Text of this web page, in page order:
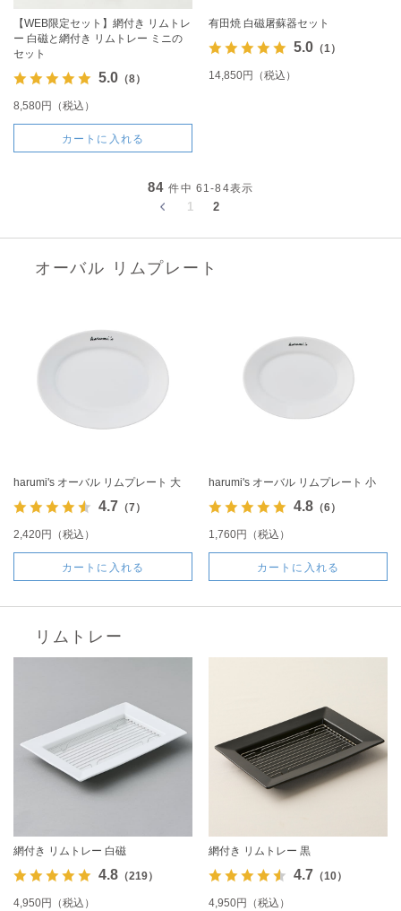
【WEB限定セット】網付き リムトレ
ー 白磁と網付き リムトレー ミニの
セット
5.0（8）
8,580円（税込）
カートに入れる
有田焼 白磁屠蘇器セット
5.0（1）
14,850円（税込）
84 件中 61-84表示
1 2
オーバル リムプレート
harumi's オーバル リムプレート 大
4.7 （7）
2,420円（税込）
カートに入れる
harumi's オーバル リムプレート 小
4.8（6）
1,760円（税込）
カートに入れる
リムトレー
網付き リムトレー 白磁
4.8（219）
4,950円（税込）
網付き リムトレー 黒
4.7 （10）
4,950円（税込）